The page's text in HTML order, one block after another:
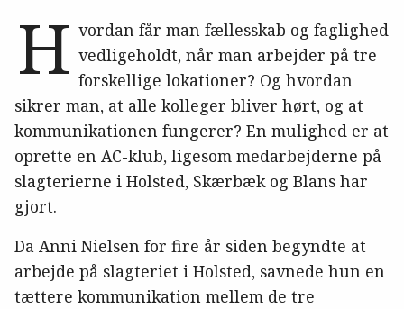
H vordan får man fællesskab og faglighed
vedligeholdt, når man arbejder på tre
forskellige lokationer? Og hvordan
sikrer man, at alle kolleger bliver hørt, og at
kommunikationen fungerer? En mulighed er at
oprette en AC-klub, ligesom medarbejderne på
slagterierne i Holsted, Skærbæk og Blans har
gjort.
Da Anni Nielsen for fire år siden begyndte at
arbejde på slagteriet i Holsted, savnede hun en
tættere kommunikation mellem de tre